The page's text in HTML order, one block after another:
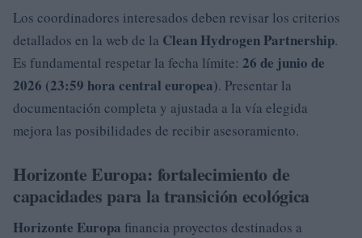
Los coordinadores interesados deben revisar los criterios
detallados en la web de la Clean Hydrogen Partnership.
Es fundamental respetar la fecha límite: 26 de junio de
2026 (23:59 hora central europea). Presentar la
documentación completa y ajustada a la vía elegida
mejora las posibilidades de recibir asesoramiento.
Horizonte Europa: fortalecimiento de
capacidades para la transición ecológica
Horizonte Europa financia proyectos destinados a